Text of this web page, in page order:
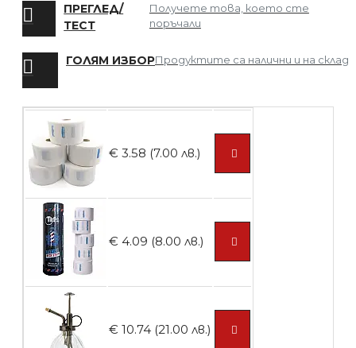
Четка за боядисване
броя
ПРЕГЛЕД/
ТЕСТ
Получете това, което сте
поръчали
ГОЛЯМ ИЗБОРПродуктите са налични и на склад
€ 3.58 (7.00 лв.)
€ 4.09 (8.00 лв.)
€ 10.74 (21.00 лв.)